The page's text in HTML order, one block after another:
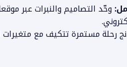
وحّد التصاميم والنبرات عبر
رحلة مستمرة تتكيف مع